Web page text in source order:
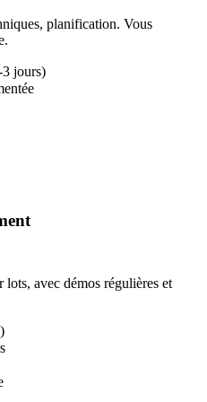
planification. Vous
jours)
avec démos régulières et